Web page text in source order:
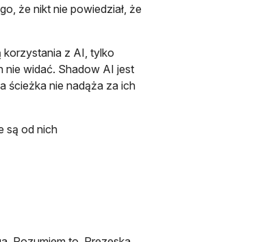
że nikt nie powiedział, że
korzystania z AI, tylko
nie widać. Shadow AI jest
ścieżka nie nadąża za ich
są od nich